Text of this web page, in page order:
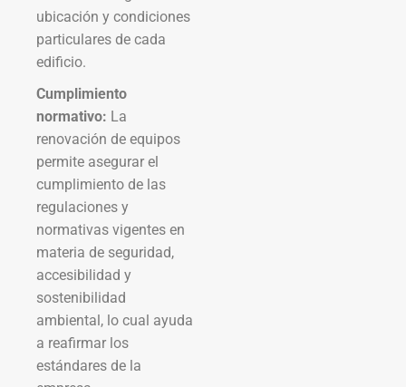
ubicación y condiciones
particulares de cada
edificio.
Cumplimiento
normativo: La
renovación de equipos
permite asegurar el
cumplimiento de las
regulaciones y
normativas vigentes en
materia de seguridad,
accesibilidad y
sostenibilidad
ambiental, lo cual ayuda
a reafirmar los
estándares de la